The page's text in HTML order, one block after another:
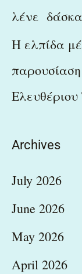
λένε
Η ελπίδα
Ελευθέριου
Archives
July 2026
June 2026
May 2026
April 2026